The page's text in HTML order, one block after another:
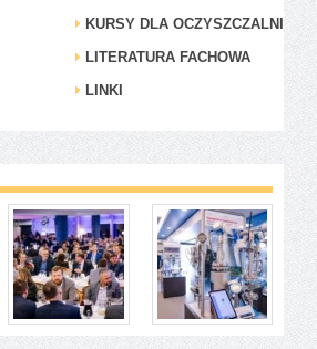
KURSY DLA OCZYSZCZALNI
LITERATURA FACHOWA
LINKI